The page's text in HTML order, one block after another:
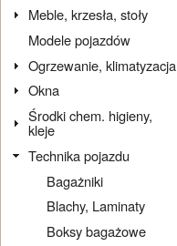
Meble, krzesła, stoły
Modele pojazdów
Ogrzewanie, klimatyzacja
Okna
Środki chem. higieny,
kleje
Technika pojazdu
Bagażniki
Blachy, Laminaty
Boksy bagażowe